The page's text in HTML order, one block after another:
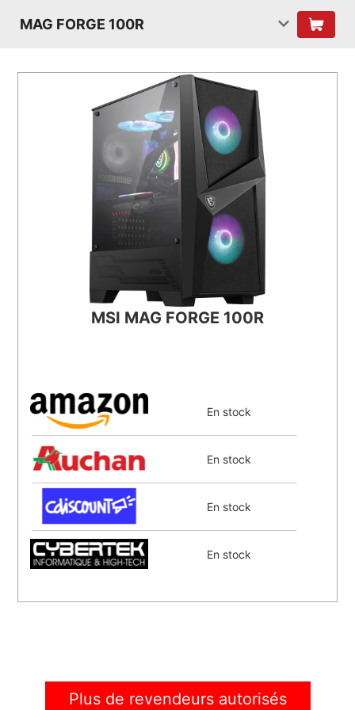
MAG FORGE 100R
MSI MAG FORGE 100R
En stock
En stock
En stock
En stock
En stock
En stock
Plus de revendeurs autorisés